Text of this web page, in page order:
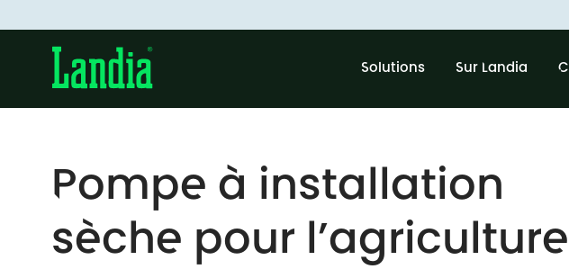
Solutions Sur Landia
Pompe à installation
sèche pour l’agriculture